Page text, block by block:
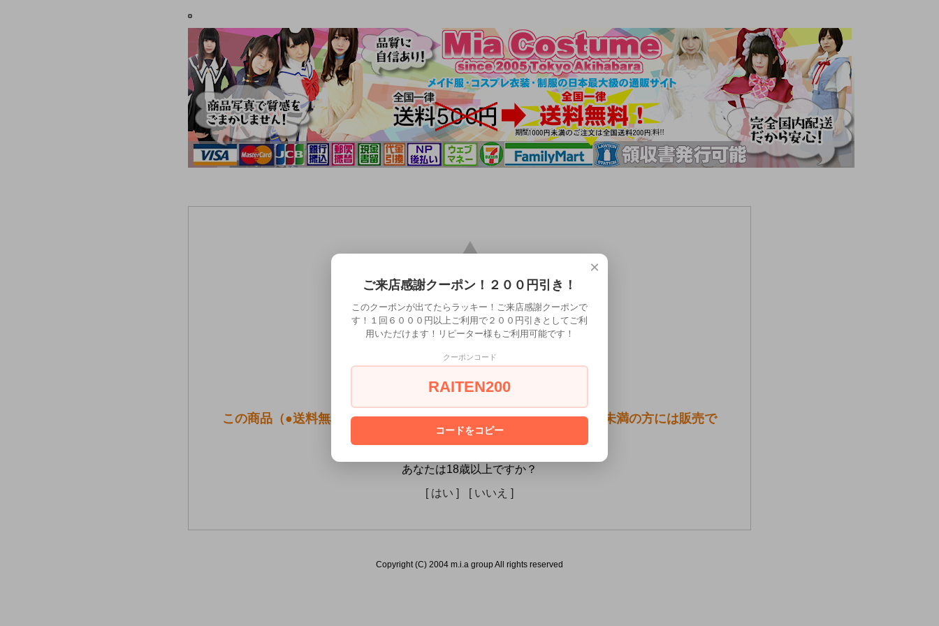
この商品（●送料無料●黒ギャルちゃんはおふぱこしたい！）は18歳未満の方には販売で
きません。
あなたは18歳以上ですか？
[ はい ]
[ いいえ ]
Copyright (C) 2004 m.i.a group All rights reserved
×
ご来店感謝クーポン！２００円引き！
このクーポンが出てたらラッキー！ご来店感謝クーポンで
す！１回６０００円以上ご利用で２００円引きとしてご利
用いただけます！リピーター様もご利用可能です！
クーポンコード
RAITEN200
コードをコピー